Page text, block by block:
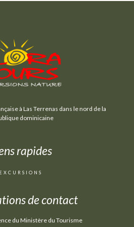
à Las Terrenas dans le nord de la
dominicaine
rapides
EXCURSIONS
de contact
du Ministère du Tourisme